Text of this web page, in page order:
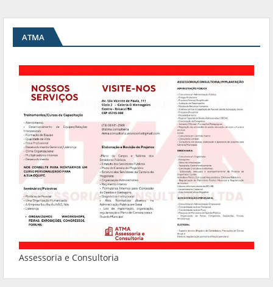
ATMA
Assessoria e Consultoria